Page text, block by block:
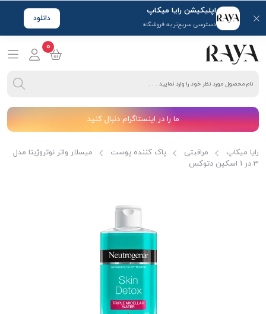
اپلیکیشن رایا میکاپ
دسترسی سریع‌تر به فروشگاه
دانلود
0
ما را در اینستاگرام دنبال کنید
رایا میکاپ مراقبتی پاک کننده پوست
میسلار واتر نوتروژینا مدل
3 در 1 اسکین دتوکس